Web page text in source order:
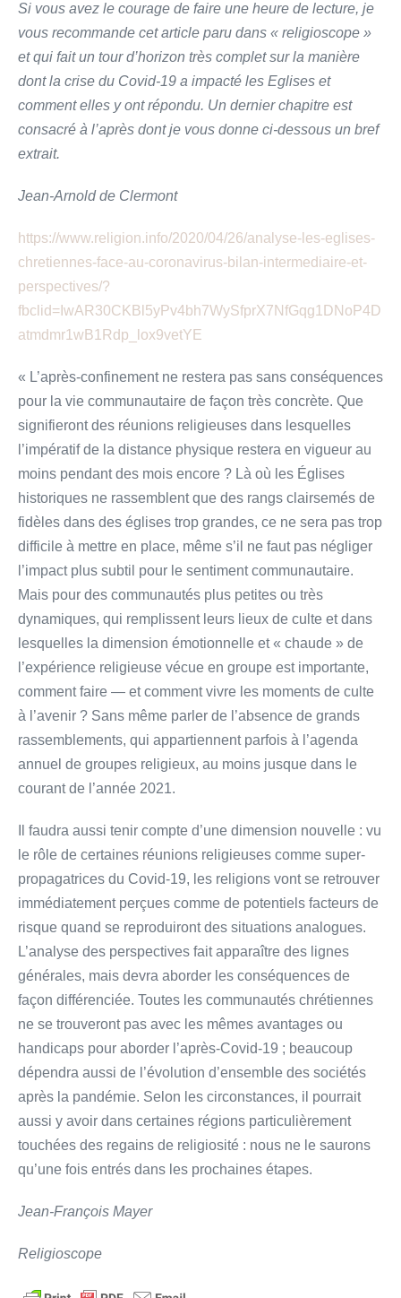
Si vous avez le courage de faire une heure de lecture, je
vous recommande cet article paru dans « religioscope »
et qui fait un tour d’horizon très complet sur la manière
dont la crise du Covid-19 a impacté les Eglises et
comment elles y ont répondu. Un dernier chapitre est
consacré à l’après dont je vous donne ci-dessous un bref
extrait.
Jean-Arnold de Clermont
https://www.religion.info/2020/04/26/analyse-les-eglises-
chretiennes-face-au-coronavirus-bilan-intermediaire-et-
perspectives/?
fbclid=IwAR30CKBl5yPv4bh7WySfprX7NfGqg1DNoP4D
atmdmr1wB1Rdp_lox9vetYE
« L’après-confinement ne restera pas sans conséquences
pour la vie communautaire de façon très concrète. Que
signifieront des réunions religieuses dans lesquelles
l’impératif de la distance physique restera en vigueur au
moins pendant des mois encore ? Là où les Églises
historiques ne rassemblent que des rangs clairsemés de
fidèles dans des églises trop grandes, ce ne sera pas trop
difficile à mettre en place, même s’il ne faut pas négliger
l’impact plus subtil pour le sentiment communautaire.
Mais pour des communautés plus petites ou très
dynamiques, qui remplissent leurs lieux de culte et dans
lesquelles la dimension émotionnelle et « chaude » de
l’expérience religieuse vécue en groupe est importante,
comment faire — et comment vivre les moments de culte
à l’avenir ? Sans même parler de l’absence de grands
rassemblements, qui appartiennent parfois à l’agenda
annuel de groupes religieux, au moins jusque dans le
courant de l’année 2021.
Il faudra aussi tenir compte d’une dimension nouvelle : vu
le rôle de certaines réunions religieuses comme super-
propagatrices du Covid-19, les religions vont se retrouver
immédiatement perçues comme de potentiels facteurs de
risque quand se reproduiront des situations analogues.
L’analyse des perspectives fait apparaître des lignes
générales, mais devra aborder les conséquences de
façon différenciée. Toutes les communautés chrétiennes
ne se trouveront pas avec les mêmes avantages ou
handicaps pour aborder l’après-Covid-19 ; beaucoup
dépendra aussi de l’évolution d’ensemble des sociétés
après la pandémie. Selon les circonstances, il pourrait
aussi y avoir dans certaines régions particulièrement
touchées des regains de religiosité : nous ne le saurons
qu’une fois entrés dans les prochaines étapes.
Jean-François Mayer
Religioscope